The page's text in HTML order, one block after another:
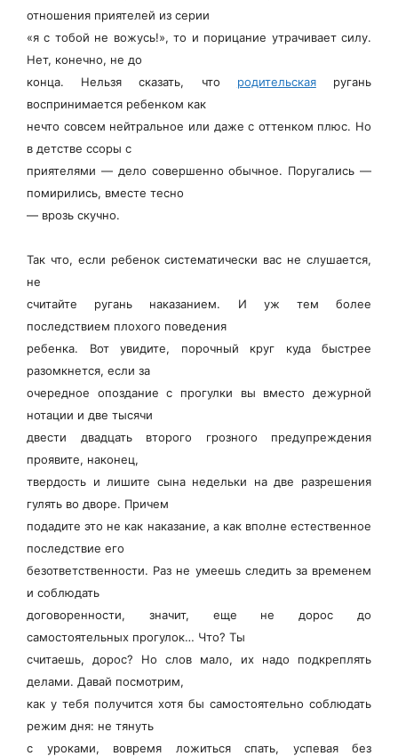
отношения приятелей из серии
«я с тобой не вожусь!», то и порицание утрачивает силу.
Нет, конечно, не до
конца. Нельзя сказать, что родительскаяругань
воспринимается ребенком как
нечто совсем нейтральное или даже с оттенком плюс. Но
в детстве ссоры с
приятелями — дело совершенно обычное. Поругались —
помирились, вместе тесно
— врозь скучно.
Так что, если ребенок систематически вас не слушается,
не
считайте ругань наказанием. И уж тем более
последствием плохого поведения
ребенка. Вот увидите, порочный круг куда быстрее
разомкнется, если за
очередное опоздание с прогулки вы вместо дежурной
нотации и две тысячи
двести двадцать второго грозного предупреждения
проявите, наконец,
твердость и лишите сына недельки на две разрешения
гулять во дворе. Причем
подадите это не как наказание, а как вполне естественное
последствие его
безответственности. Раз не умеешь следить за временем
и соблюдать
договоренности, значит, еще не дорос до
самостоятельных прогулок… Что? Ты
считаешь, дорос? Но слов мало, их надо подкреплять
делами. Давай посмотрим,
как у тебя получится хотя бы самостоятельно соблюдать
режим дня: не тянуть
с уроками, вовремя ложиться спать, успевая без